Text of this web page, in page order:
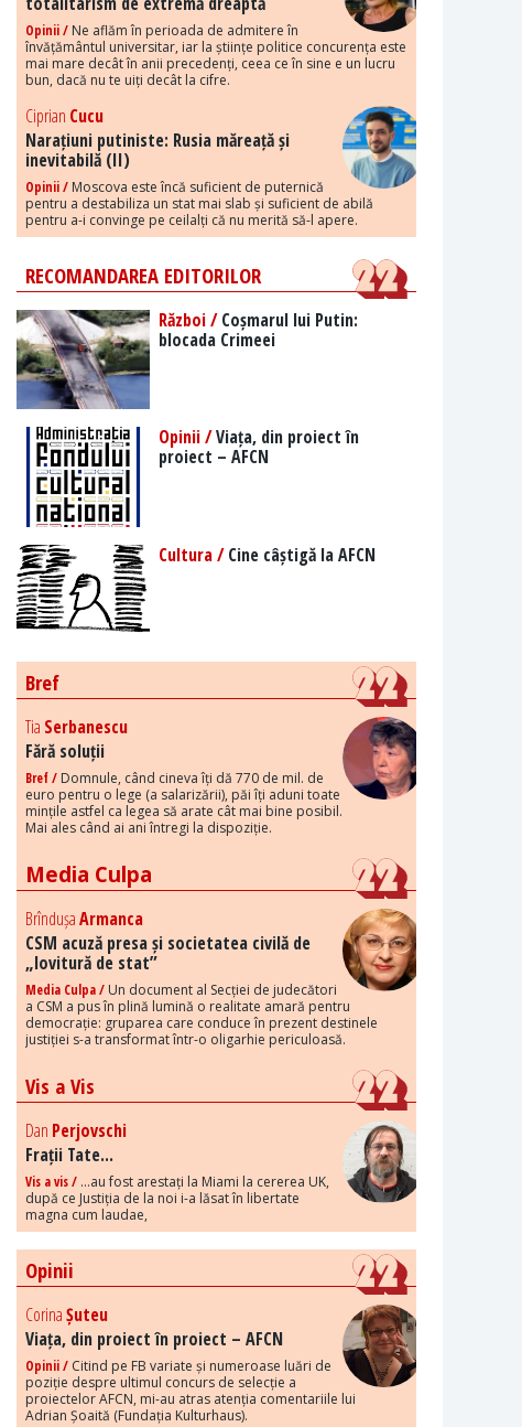
Opinii / Ne aflăm în perioada de admitere în
învățământul universitar, iar la științe politice concurența este
mai mare decât în anii precedenți, ceea ce în sine e un lucru
bun, dacă nu te uiți decât la cifre.
Ciprian Cucu
Narațiuni putiniste: Rusia măreață și
inevitabilă (II)
Opinii / Moscova este încă suficient de puternică
pentru a destabiliza un stat mai slab și suficient de abilă
pentru a-i convinge pe ceilalți că nu merită să-l apere.
RECOMANDAREA EDITORILOR
Război /Coșmarul lui Putin:
blocada Crimeei
Opinii /Viața, din proiect în
proiect – AFCN
Cultura /Cine câștigă la AFCN
Bref
Tia Serbanescu
Fără soluții
Bref / Domnule, când cineva îți dă 770 de mil. de
euro pentru o lege (a salarizării), păi îți aduni toate
mințile astfel ca legea să arate cât mai bine posibil.
Mai ales când ai ani întregi la dispoziție.
Media Culpa
BrîndușaArmanca
CSM acuză presa și societatea civilă de
„lovitură de stat”
Media Culpa / Un document al Secției de judecători
a CSM a pus în plină lumină o realitate amară pentru
democrație: gruparea care conduce în prezent destinele
justiției s-a transformat într-o oligarhie periculoasă.
Vis a Vis
Dan Perjovschi
Frații Tate...
Vis a vis / ...au fost arestați la Miami la cererea UK,
după ce Justiția de la noi i-a lăsat în libertate
magna cum laudae,
Opinii
CorinaȘuteu
Viața, din proiect în proiect – AFCN
Opinii / Citind pe FB variate și numeroase luări de
poziție despre ultimul concurs de selecție a
proiectelor AFCN, mi-au atras atenția comentariile lui
Adrian Șoaită (Fundația Kulturhaus).